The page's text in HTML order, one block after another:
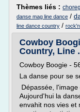
Thèmes liés :
danse mag line dance /
line dance country /
Cowboy
Country, Line
Cowboy Boogie -
La danse pour se
Dépassée,
Aujourd'hui la
envahit nos vies et